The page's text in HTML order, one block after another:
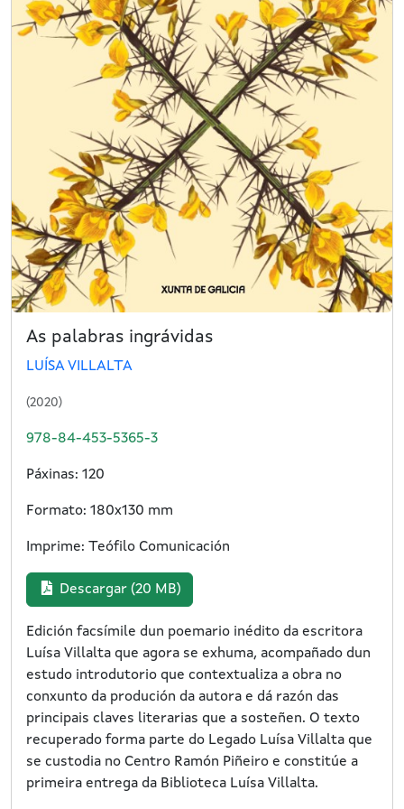
As palabras ingrávidas
LUÍSA VILLALTA
(2020)
978-84-453-5365-3
Páxinas: 120
Formato: 180x130 mm
Imprime: Teófilo Comunicación
Descargar (20 MB)
Edición facsímile dun poemario inédito da escritora
Luísa Villalta que agora se exhuma, acompañado dun
estudo introdutorio que contextualiza a obra no
conxunto da produción da autora e dá razón das
principais claves literarias que a sosteñen. O texto
recuperado forma parte do Legado Luísa Villalta que
se custodia no Centro Ramón Piñeiro e constitúe a
primeira entrega da Biblioteca Luísa Villalta.